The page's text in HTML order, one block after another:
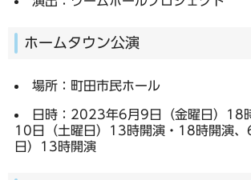
ホームタウン公演
場所：町田市民ホール
日時：2023年6月9日（金曜日）18
10日（土曜日）13時開演・18時開演
日）13時開演